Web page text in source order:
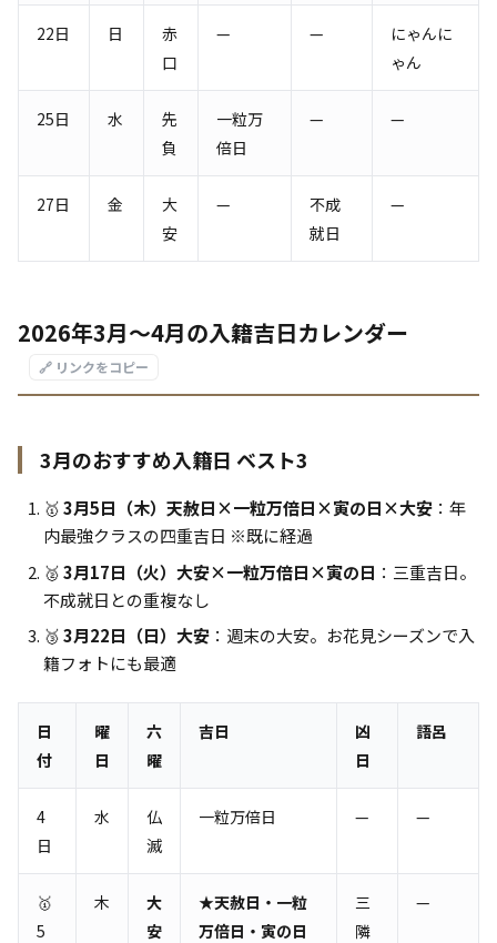
22日 日
赤
口
— —
にゃんに
ゃん
25日 水
先
負
一粒万
倍日
— —
27日 金
大
安
—
不成
就日
—
2026年3月〜4月の入籍吉日カレンダー
🔗 リンクをコピー
3月のおすすめ入籍日 ベスト3
🥇3月5日（木）天赦日×一粒万倍日×寅の日×大安：年
内最強クラスの四重吉日 ※既に経過
🥈3月17日（火）大安×一粒万倍日×寅の日 ：三重吉日。
不成就日との重複なし
🥉3月22日（日）大安：週末の大安。お花見シーズンで入
籍フォトにも最適
日
付
曜
日
六
曜
吉日
凶
日
語呂
4
日
水
仏
滅
一粒万倍日 — —
🥇
5
木
大
安
★天赦日・一粒
万倍日・寅の日
三
隣
—